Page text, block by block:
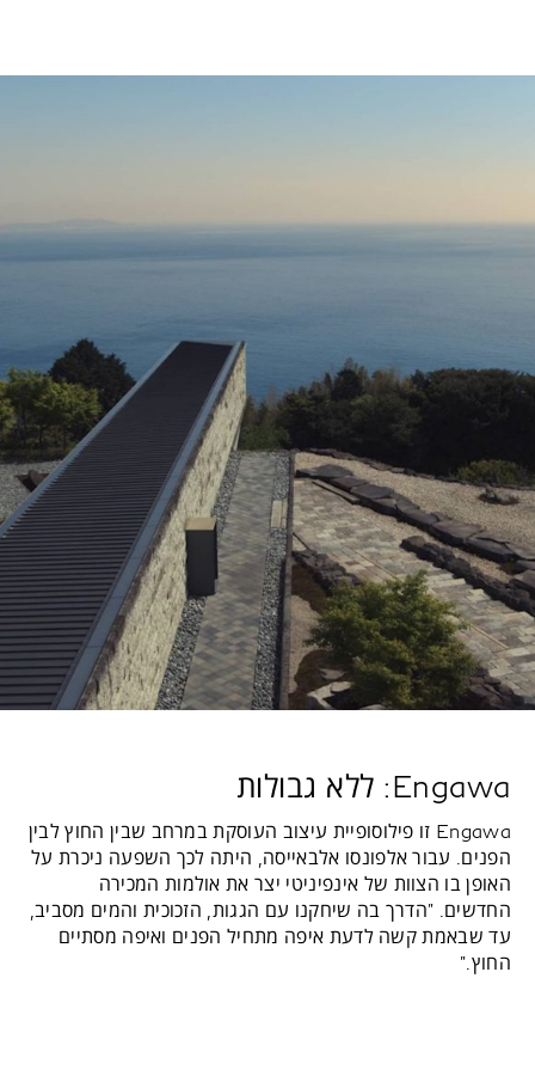
Engawa: ללא גבולות
Engawa זו פילוסופיית עיצוב העוסקת במרחב שבין החוץ לבין
הפנים. עבור אלפונסו אלבאייסה, היתה לכך השפעה ניכרת על
האופן בו הצוות של אינפיניטי יצר את אולמות המכירה
החדשים. "הדרך בה שיחקנו עם הגגות, הזכוכית והמים מסביב,
עד שבאמת קשה לדעת איפה מתחיל הפנים ואיפה מסתיים
החוץ."